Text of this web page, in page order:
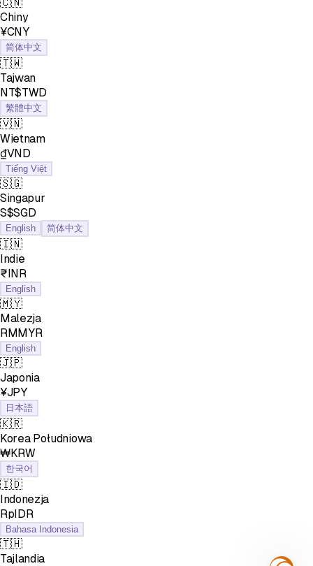
🇨🇳
Chiny
¥CNY
简体中文
🇹🇼
Tajwan
NT$TWD
繁體中文
🇻🇳
Wietnam
₫VND
Tiếng Việt
🇸🇬
Singapur
S$SGD
English 简体中文
🇮🇳
Indie
₹INR
English
🇲🇾
Malezja
RMMYR
English
🇯🇵
Japonia
¥JPY
日本語
🇰🇷
Korea Południowa
₩KRW
한국어
🇮🇩
Indonezja
RpIDR
Bahasa Indonesia
🇹🇭
Tajlandia